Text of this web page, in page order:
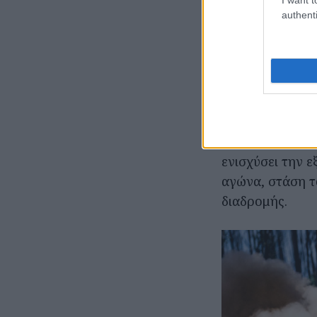
διεξαχθεί σε
προσφέροντας
να έχουν
ενισχύσει την
αγώνα, στάση
διαδρομής.